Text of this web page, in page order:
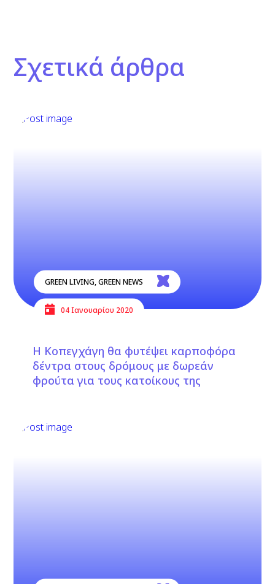
Σχετικά άρθρα
GREEN LIVING,GREEN NEWS
04 Ιανουαρίου 2020
Η Κοπεγχάγη θα φυτέψει καρποφόρα
δέντρα στους δρόμους με δωρεάν
φρούτα για τους κατοίκους της